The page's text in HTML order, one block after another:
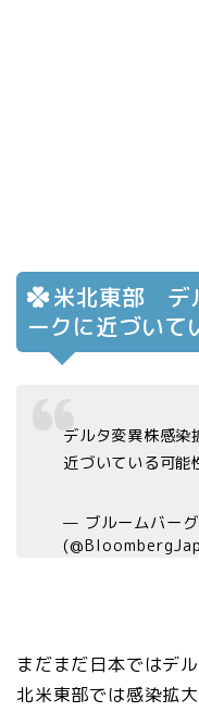
米北東部 デ
ークに近づいて
デルタ変異株感染
近づいている可能
— ブルームバー
まだまだ日本ではデ
北米東部では感染拡